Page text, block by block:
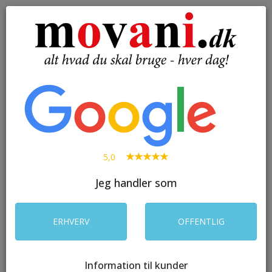
Toggle
5,0
Jeg handler som
ERHVERV OFFENTLIG
Information til kunder